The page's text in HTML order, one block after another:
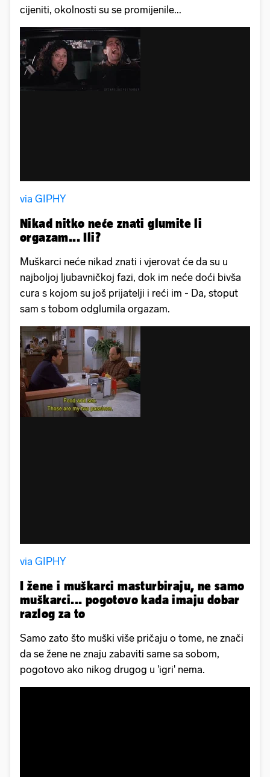
cijeniti, okolnosti su se promijenile...
via GIPHY
Nikad nitko neće znati glumite li
orgazam... Ili?
Muškarci neće nikad znati i vjerovat će da su u
najboljoj ljubavničkoj fazi, dok im neće doći bivša
cura s kojom su još prijatelji i reći im - Da, stoput
sam s tobom odglumila orgazam.
via GIPHY
I žene i muškarci masturbiraju, ne samo
muškarci... pogotovo kada imaju dobar
razlog za to
Samo zato što muški više pričaju o tome, ne znači
da se žene ne znaju zabaviti same sa sobom,
pogotovo ako nikog drugog u 'igri' nema.